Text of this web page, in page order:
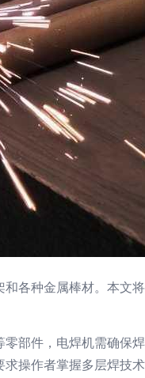
各种金属棒材。本文
部件，电焊机需确保
作者掌握多层焊技术